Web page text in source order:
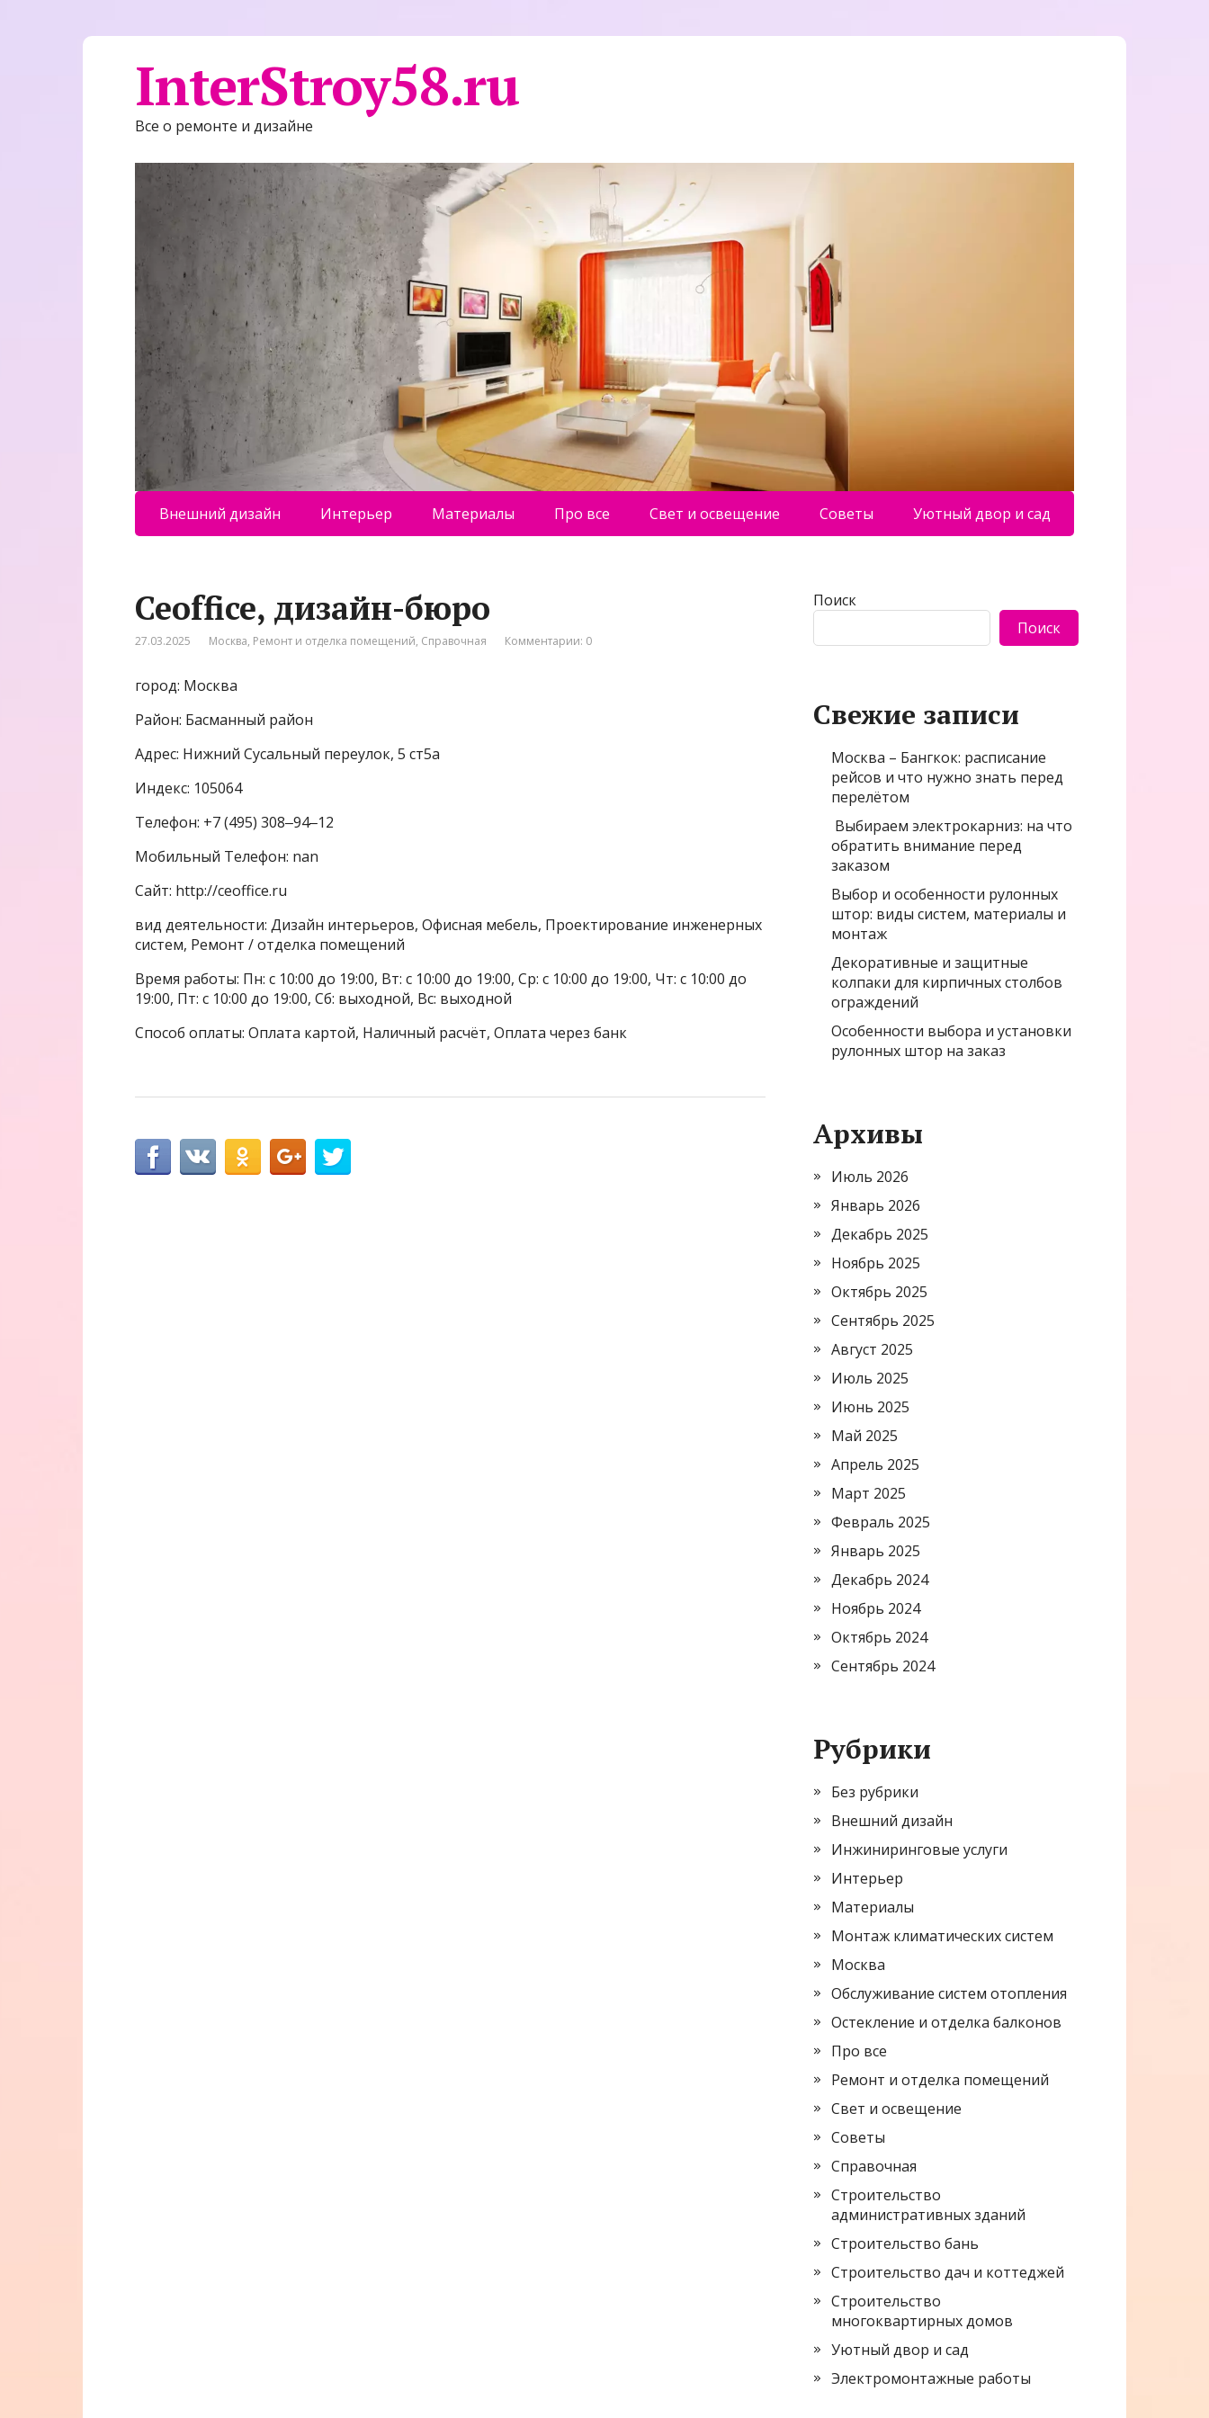
InterStroy58.ru
Все о ремонте и дизайне
Внешний дизайн Интерьер Материалы Про все Свет и освещение Советы Уютный двор и сад
Ceoffice, дизайн-бюро
27.03.2025 Москва, Ремонт и отделка помещений, Справочная Комментарии: 0
город: Москва
Район: Басманный район
Адрес: Нижний Сусальный переулок, 5 ст5а
Индекс: 105064
Телефон: +7 (495) 308‒94‒12
Мобильный Телефон: nan
Сайт: http://ceoffice.ru
вид деятельности: Дизайн интерьеров, Офисная мебель, Проектирование инженерных
систем, Ремонт / отделка помещений
Время работы: Пн: с 10:00 до 19:00, Вт: с 10:00 до 19:00, Ср: с 10:00 до 19:00, Чт: с 10:00 до
19:00, Пт: с 10:00 до 19:00, Сб: выходной, Вс: выходной
Способ оплаты: Оплата картой, Наличный расчёт, Оплата через банк
Поиск
Поиск
Свежие записи
Москва – Бангкок: расписание
рейсов и что нужно знать перед
перелётом
Выбираем электрокарниз: на что
обратить внимание перед
заказом
Выбор и особенности рулонных
штор: виды систем, материалы и
монтаж
Декоративные и защитные
колпаки для кирпичных столбов
ограждений
Особенности выбора и установки
рулонных штор на заказ
Архивы
Июль 2026
Январь 2026
Декабрь 2025
Ноябрь 2025
Октябрь 2025
Сентябрь 2025
Август 2025
Июль 2025
Июнь 2025
Май 2025
Апрель 2025
Март 2025
Февраль 2025
Январь 2025
Декабрь 2024
Ноябрь 2024
Октябрь 2024
Сентябрь 2024
Рубрики
Без рубрики
Внешний дизайн
Инжиниринговые услуги
Интерьер
Материалы
Монтаж климатических систем
Москва
Обслуживание систем отопления
Остекление и отделка балконов
Про все
Ремонт и отделка помещений
Свет и освещение
Советы
Справочная
Строительство
административных зданий
Строительство бань
Строительство дач и коттеджей
Строительство
многоквартирных домов
Уютный двор и сад
Электромонтажные работы